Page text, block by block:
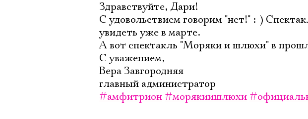
Здравствуйте, Дари!
С удовольствием говорим "нет!" :-)
увидеть уже в марте.
А вот спектакль "Моряки и шлюхи" в
С уважением,
Вера Завгородняя
главный администратор
#амфитрион#морякиишлюхи